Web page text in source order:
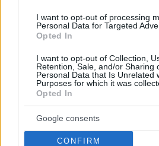
I want to opt-out of processing
Personal Data for Targeted
Opted In
I want to opt-out of Collection,
Retention, Sale, and/or Sharing
Personal Data that Is Unrelated
Purposes for which it was
Opted In
Google consents
CONFIRM
Αποχώρησε τελικά ο Φαν
Γιουνάιτεντ
Η διοίκηση των «κόκκινων
ο Ολλανδός δεν θα συνεχίσει
φύγουν κι άλλα τρία μέλη του
προπονητικού επιτελείου
11.11.2024, 20:28